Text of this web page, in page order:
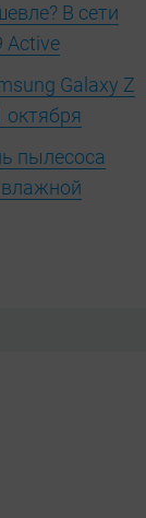
В сети
Active
Galaxy Z
октября
пылесоса
влажной